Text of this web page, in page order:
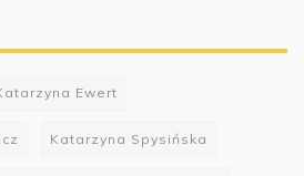
Ewert
Katarzyna Spysińska